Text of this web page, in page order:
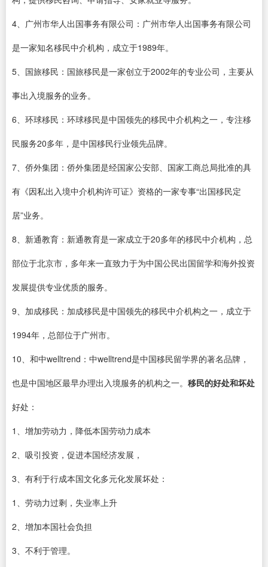
4、广州市华人出国事务有限公司：广州市华人出国事务有限公司
是一家知名移民中介机构，成立于1989年。
5、国旅移民：国旅移民是一家创立于2002年的专业公司，主要从
事出入境服务的业务。
6、环球移民：环球移民是中国领先的移民中介机构之一，专注移
民服务20多年，是中国移民行业领先品牌。
7、侨外集团：侨外集团是经国家公安部、国家工商总局批准的具
有《因私出入境中介机构许可证》资格的一家专事“出国移民定
居”业务。
8、新通教育：新通教育是一家成立于20多年的移民中介机构，总
部位于北京市，多年来一直致力于为中国公民出国留学和海外投资
发展提供专业优质的服务。
9、加成移民：加成移民是中国领先的移民中介机构之一，成立于
1994年，总部位于广州市。
10、和中welltrend：中welltrend是中国移民留学界的著名品牌，
也是中国地区最早办理出入境服务的机构之一。 移民的好处和坏处
好处：
1、增加劳动力，降低本国劳动力成本
2、吸引投资，促进本国经济发展，
3、有利于行成本国文化多元化发展坏处：
1、劳动力过剩，失业率上升
2、增加本国社会负担
3、不利于管理。